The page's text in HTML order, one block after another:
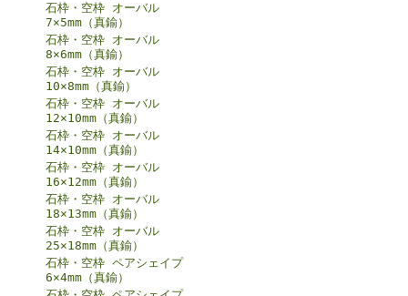
石枠・空枠 オーバル
7×5mm（真鍮）
石枠・空枠 オーバル
8×6mm（真鍮）
石枠・空枠 オーバル
10×8mm（真鍮）
石枠・空枠 オーバル
12×10mm（真鍮）
石枠・空枠 オーバル
14×10mm（真鍮）
石枠・空枠 オーバル
16×12mm（真鍮）
石枠・空枠 オーバル
18×13mm（真鍮）
石枠・空枠 オーバル
25×18mm（真鍮）
石枠・空枠 ペアシェイプ
6×4mm（真鍮）